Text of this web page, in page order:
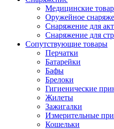
Медицинские
Оружейное
Снаряжение для
Снаряжение для
Сопутствующие товары
Перчатки
Батарейки
Бафы
Брелоки
Гигиенические
Жилеты
Зажигалки
Измерительные
Кошельки